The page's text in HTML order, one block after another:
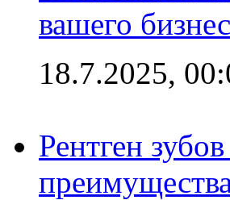
вашего
18.7.2025,
Рентген